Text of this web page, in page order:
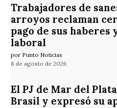
Trabajadores de
arroyos reclaman
pago de sus
laboral
por Punto Noticias
8 de agosto de 2026
El PJ de Mar del
Brasil y expresó su